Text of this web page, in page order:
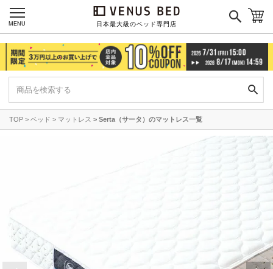
日本最大級のベッド専門店
MENU
TOP ベッド マットレス Serta（サータ）のマットレス一覧